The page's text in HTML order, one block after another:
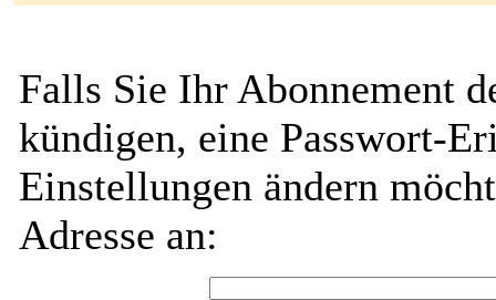
Falls Sie Ihr Abonnement
kündigen, eine Passwort-
Einstellungen ändern
Adresse an: